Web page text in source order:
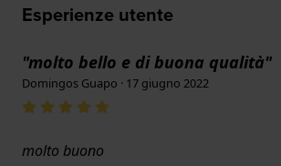
Esperienze utente
"molto bello e di buona qualità"
Domingos Guapo · 17 giugno 2022
molto buono